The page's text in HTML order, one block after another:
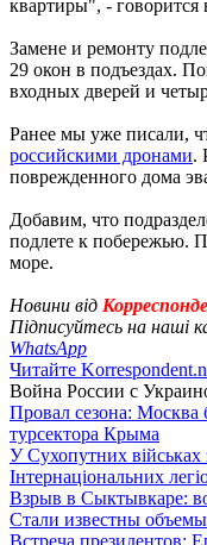
квартиры", - говорится
Замене и ремонту
29 окон в подъездах.
входных дверей и
Ранее мы уже писали,
российскими дронами.
поврежденного дома
Добавим, что
подлете к побережью.
море.
Новини від
Підписуйтесь на наші
WhatsApp
Читайте
Война России с
Провал сезона: Москва
турсектора Крыма
У Сухопутних військах
Інтернаціональних
Взрыв в Сыктывкаре:
Стали известны
Встреча президентов: